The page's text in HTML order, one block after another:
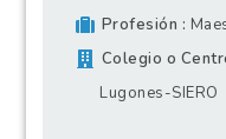
Profesión
Colegio o
Lugones-SIERO